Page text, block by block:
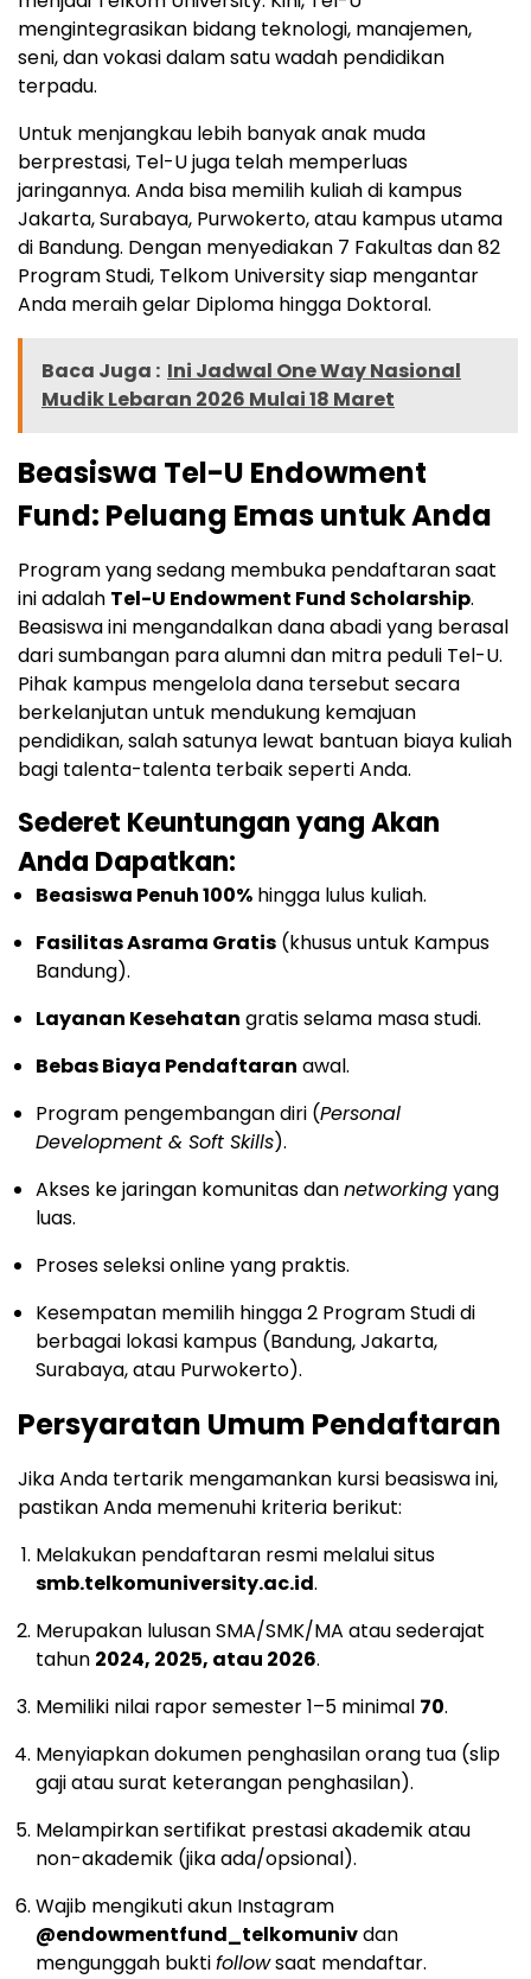
mengintegrasikan bidang teknologi, manajemen,
seni, dan vokasi dalam satu wadah pendidikan
terpadu.
Untuk menjangkau lebih banyak anak muda
berprestasi, Tel-U juga telah memperluas
jaringannya. Anda bisa memilih kuliah di kampus
Jakarta, Surabaya, Purwokerto, atau kampus utama
di Bandung. Dengan menyediakan 7 Fakultas dan 82
Program Studi, Telkom University siap mengantar
Anda meraih gelar Diploma hingga Doktoral.
Baca Juga : Ini Jadwal One Way Nasional
Mudik Lebaran 2026 Mulai 18 Maret
Beasiswa Tel-U Endowment
Fund: Peluang Emas untuk Anda
Program yang sedang membuka pendaftaran saat
ini adalah Tel-U Endowment Fund Scholarship.
Beasiswa ini mengandalkan dana abadi yang berasal
dari sumbangan para alumni dan mitra peduli Tel-U.
Pihak kampus mengelola dana tersebut secara
berkelanjutan untuk mendukung kemajuan
pendidikan, salah satunya lewat bantuan biaya kuliah
bagi talenta-talenta terbaik seperti Anda.
Sederet Keuntungan yang Akan
Anda Dapatkan:
Beasiswa Penuh 100% hingga lulus kuliah.
Fasilitas Asrama Gratis (khusus untuk Kampus
Bandung).
Layanan Kesehatan gratis selama masa studi.
Bebas Biaya Pendaftaran awal.
Program pengembangan diri (Personal
Development & Soft Skills).
Akses ke jaringan komunitas dannetworkingyang
luas.
Proses seleksi online yang praktis.
Kesempatan memilih hingga 2 Program Studi di
berbagai lokasi kampus (Bandung, Jakarta,
Surabaya, atau Purwokerto).
Persyaratan Umum Pendaftaran
Jika Anda tertarik mengamankan kursi beasiswa ini,
pastikan Anda memenuhi kriteria berikut:
Melakukan pendaftaran resmi melalui situs
smb.telkomuniversity.ac.id.
Merupakan lulusan SMA/SMK/MA atau sederajat
tahun 2024, 2025, atau 2026.
Memiliki nilai rapor semester 1–5 minimal 70.
Menyiapkan dokumen penghasilan orang tua (slip
gaji atau surat keterangan penghasilan).
Melampirkan sertifikat prestasi akademik atau
non-akademik (jika ada/opsional).
Wajib mengikuti akun Instagram
@endowmentfund_telkomunivdan
mengunggah buktifollowsaat mendaftar.